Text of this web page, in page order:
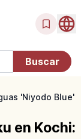
'Niyodo Blue'
en Kochi: